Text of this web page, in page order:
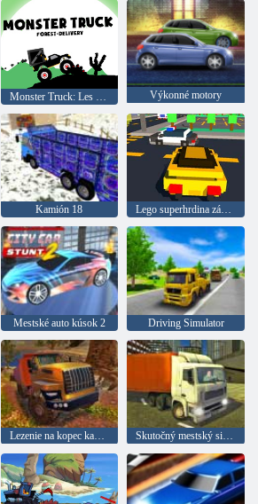
Výkonné motory
Kamión 18 Lego superhrdina závod
Mestské auto kúsok 2 Driving Simulator
Lezenie na kopec kamiónu Skutočný mestský simulátor nákladných vozidiel